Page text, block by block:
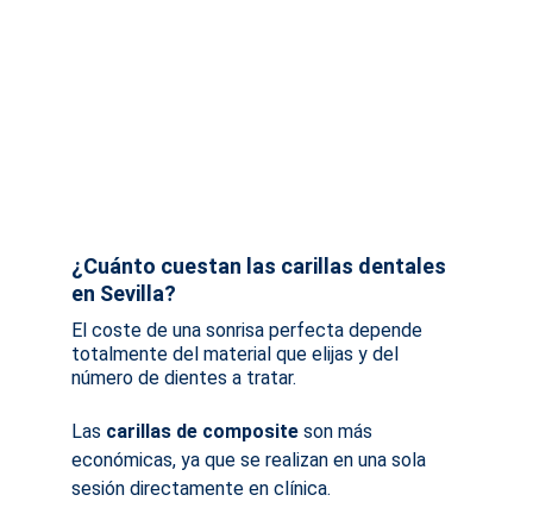
¿Cuánto cuestan las carillas dentales
en Sevilla?
El coste de una sonrisa perfecta depende
totalmente del material que elijas y del
número de dientes a tratar.
Las carillas de composite son más
económicas, ya que se realizan en una sola
sesión directamente en clínica.